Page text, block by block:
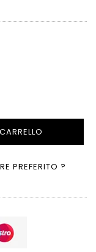
PREFERITO ?